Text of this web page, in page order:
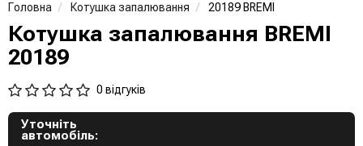
Головна Котушка запалювання 20189 BREMI
Котушка запалювання BREMI
20189
0 відгуків
Уточніть
автомобіль: